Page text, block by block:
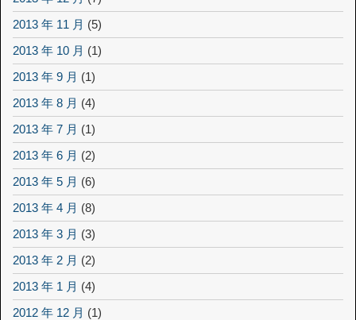
2013 年 11 月 (5)
2013 年 10 月 (1)
2013 年 9 月 (1)
2013 年 8 月 (4)
2013 年 7 月 (1)
2013 年 6 月 (2)
2013 年 5 月 (6)
2013 年 4 月 (8)
2013 年 3 月 (3)
2013 年 2 月 (2)
2013 年 1 月 (4)
2012 年 12 月 (1)